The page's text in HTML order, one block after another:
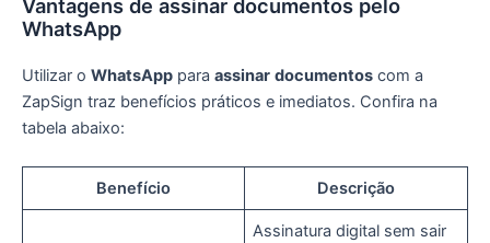
Vantagens de assinar documentos pelo
WhatsApp
Utilizar o WhatsApp para assinar documentos com a
ZapSign traz benefícios práticos e imediatos. Confira na
tabela abaixo:
Benefício Descrição
Assinatura digital sem sair